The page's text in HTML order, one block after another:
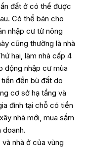
đất ở có thể được
Có thể bán cho
nhập cư từ nông
cũng thường là nhà
hai, làm nhà cấp 4
động nhập cư mùa
đền bù đất do
cơ sở hạ tầng và
đình tại chỗ có tiền
nhà mới, mua sắm
doanh.
nhà ở của vùng